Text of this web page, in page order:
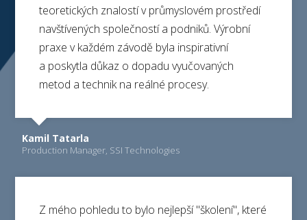
teoretických znalostí v průmyslovém prostředí
navštívených společností a podniků. Výrobní
praxe v každém závodě byla inspirativní
a poskytla důkaz o dopadu vyučovaných
metod a technik na reálné procesy.
Kamil Tatarla
Production Manager, SSI Technologies
Z mého pohledu to bylo nejlepší "školení", které